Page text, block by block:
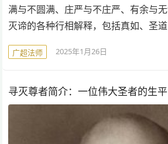
满与不圆满、庄严与不庄严、有余与无
灭谛的各种行相解释，包括真如、圣
广超法师 2025年1月26日
寻灭尊者简介：一位伟大圣者的生平